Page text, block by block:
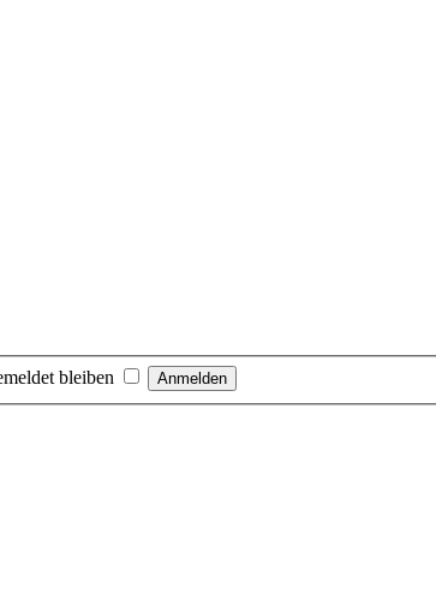
bleiben